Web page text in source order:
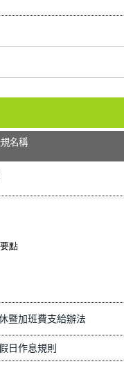
名稱
點
暨加班費支給辦法
日作息規則